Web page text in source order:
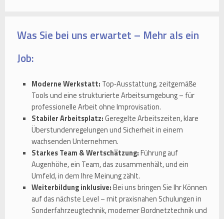
Was Sie bei uns erwartet – Mehr als ein
Job:
Moderne Werkstatt: Top‑Ausstattung, zeitgemäße
Tools und eine strukturierte Arbeitsumgebung – für
professionelle Arbeit ohne Improvisation.
Stabiler Arbeitsplatz:Geregelte Arbeitszeiten, klare
Überstundenregelungen und Sicherheit in einem
wachsenden Unternehmen.
Starkes Team & Wertschätzung:Führung auf
Augenhöhe, ein Team, das zusammenhält, und ein
Umfeld, in dem Ihre Meinung zählt.
Weiterbildung inklusive:Bei uns bringen Sie Ihr Können
auf das nächste Level – mit praxisnahen Schulungen in
Sonderfahrzeugtechnik, moderner Bordnetztechnik und